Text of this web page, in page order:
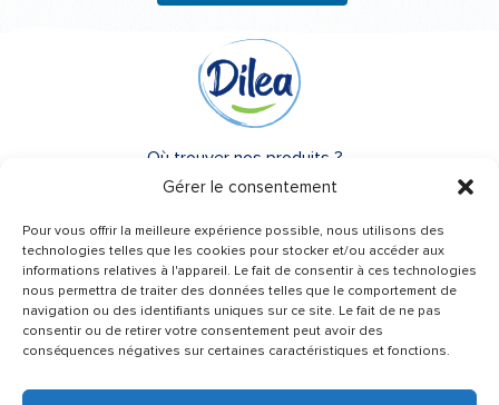
Gérer le consentement
Pour vous offrir la meilleure expérience possible, nous utilisons des
technologies telles que les cookies pour stocker et/ou accéder aux
informations relatives à l'appareil. Le fait de consentir à ces technologies
nous permettra de traiter des données telles que le comportement de
navigation ou des identifiants uniques sur ce site. Le fait de ne pas
consentir ou de retirer votre consentement peut avoir des
conséquences négatives sur certaines caractéristiques et fonctions.
Besoin d’un conseil ?
Une question ?
Où trouver nos produits ?
FAQ